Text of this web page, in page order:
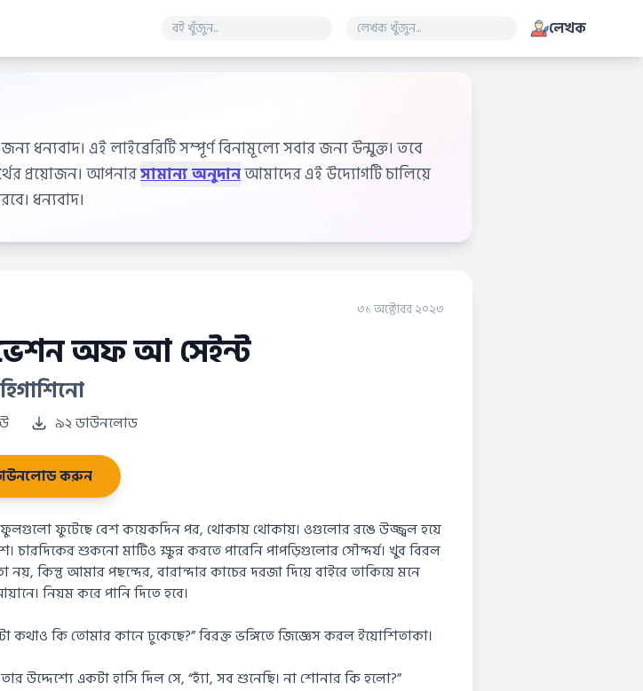
লেখক
ধন্যবাদ। এই লাইব্রেরিটি সম্পূর্ণ বিনামূল্যে সবার জন্য উন্মুক্ত। তবে
প্রয়োজন। আপনার
সামান্য অনুদানআমাদের এই উদ্যোগটি চালিয়ে
ধন্যবাদ।
৩১ অক্টোবর ২০২৩
অফ আ সেইন্ট
৯২ ডাউনলোড
করুন
ফুটেছে বেশ কয়েকদিন পর, থোকায় থোকায়। ওগুলোর রঙে উজ্জ্বল হয়ে
চারদিকের শুকনো মাটিও ক্ষুন্ন করতে পারেনি পাপড়িগুলোর সৌন্দর্য। খুব বিরল
কিন্তু আমার পছন্দের, বারান্দার কাচের দরজা দিয়ে বাইরে তাকিয়ে মনে
নিয়ম করে পানি দিতে হবে।
কথাও কি তোমার কানে ঢুকেছে?” বিরক্ত ভঙ্গিতে জিজ্ঞেস করল ইয়োশিতাকা।
উদ্দেশ্যে একটা হাসি দিল সে, “হ্যাঁ, সব শুনেছি। না শোনার কি হলো?”